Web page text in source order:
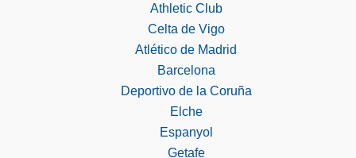
Athletic Club
Celta de Vigo
Atlético de Madrid
Barcelona
Deportivo de la Coruña
Elche
Espanyol
Getafe